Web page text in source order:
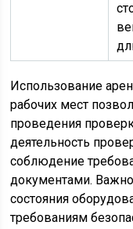
Использование
рабочих мест
проведения
деятельность
соблюдение
документами.
состояния
требованиям